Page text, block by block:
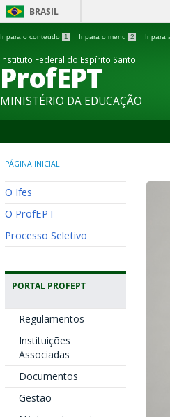
BRASIL
Ir para o conteúdo 1 Ir para o menu 2 Ir para
Instituto Federal do Espírito Santo
ProfEPT
MINISTÉRIO DA EDUCAÇÃO
PÁGINA INICIAL
O Ifes
O ProfEPT
Processo Seletivo
PORTAL PROFEPT
Regulamentos
Instituições
Associadas
Documentos
Gestão